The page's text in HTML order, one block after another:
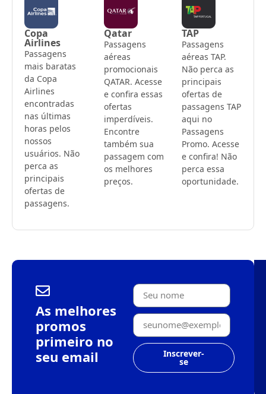
Copa
Airlines
Passagens
mais baratas
da Copa
Airlines
encontradas
nas últimas
horas pelos
nossos
usuários. Não
perca as
principais
ofertas de
passagens.
Qatar
Passagens
aéreas
promocionais
QATAR. Acesse
e confira essas
ofertas
imperdíveis.
Encontre
também sua
passagem com
os melhores
preços.
TAP
Passagens
aéreas TAP.
Não perca as
principais
ofertas de
passagens TAP
aqui no
Passagens
Promo. Acesse
e confira! Não
perca essa
oportunidade.
As melhores
promos
primeiro no
seu email
Inscrever-
se